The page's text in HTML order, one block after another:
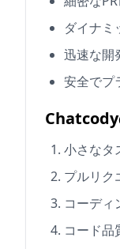
ダイナミ
迅速な開
安全でプ
小さなタ
プルリク
コーディ
コード品